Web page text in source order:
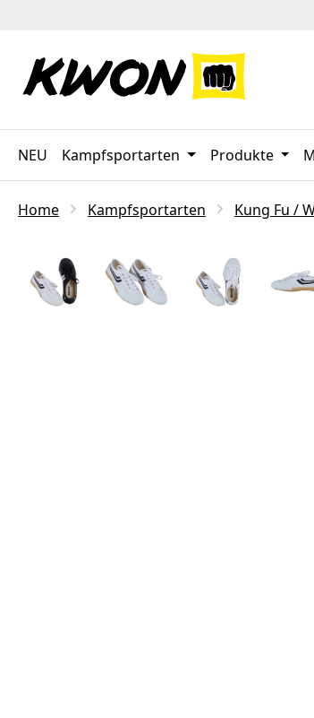
NEU Kampfsportarten Produkte
Home Kampfsportarten Kung Fu /
Bildergalerie überspringen